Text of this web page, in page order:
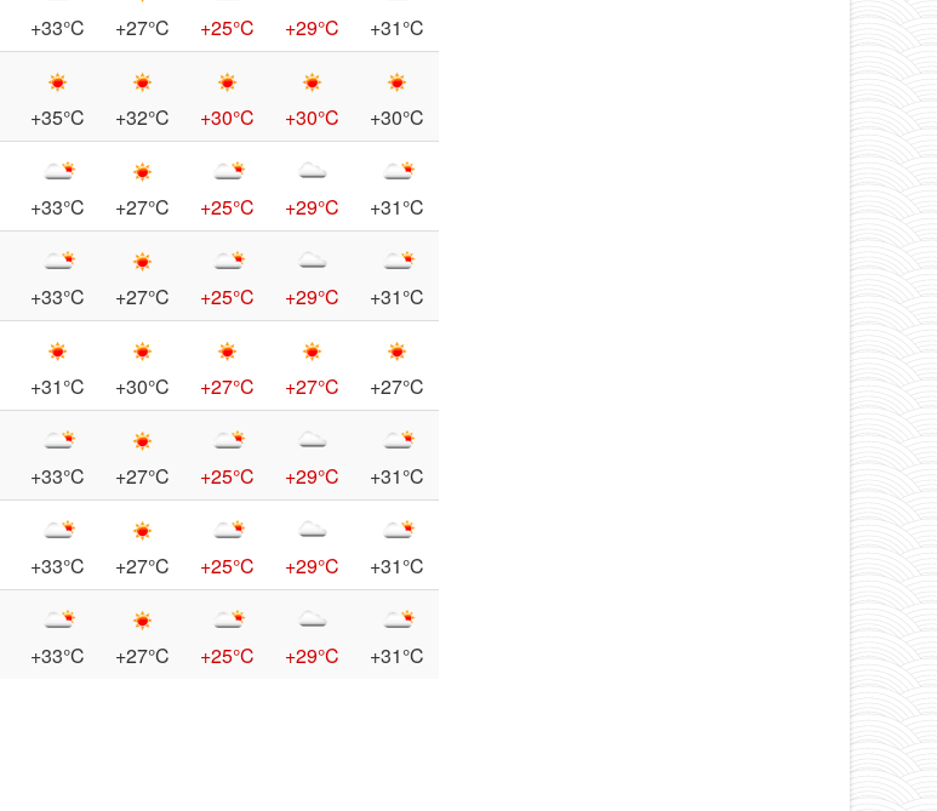
+33°C +27°C +25°C +29°C
+31°C
+35°C +32°C +30°C +30°C
+30°C
+33°C +27°C +25°C +29°C
+31°C
+33°C +27°C +25°C +29°C
+31°C
+31°C +30°C +27°C +27°C
+27°C
+33°C +27°C +25°C +29°C
+31°C
+33°C +27°C +25°C +29°C
+31°C
+33°C +27°C +25°C +29°C +31°C